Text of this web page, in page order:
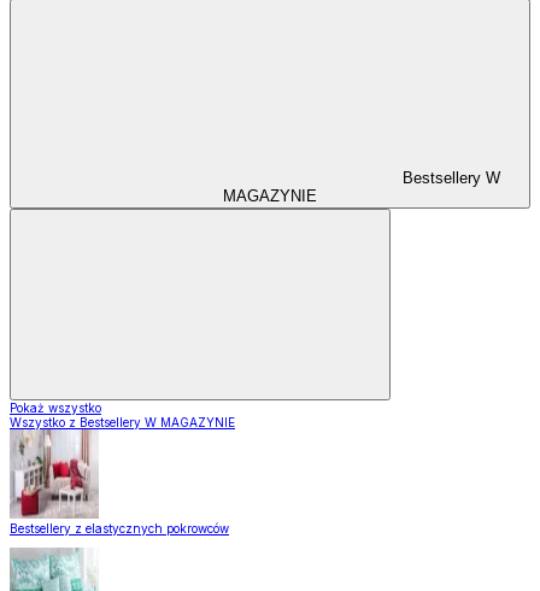
Bestsellery W
MAGAZYNIE
Pokaż wszystko
Wszystko z Bestsellery W MAGAZYNIE
Bestsellery z elastycznych pokrowców